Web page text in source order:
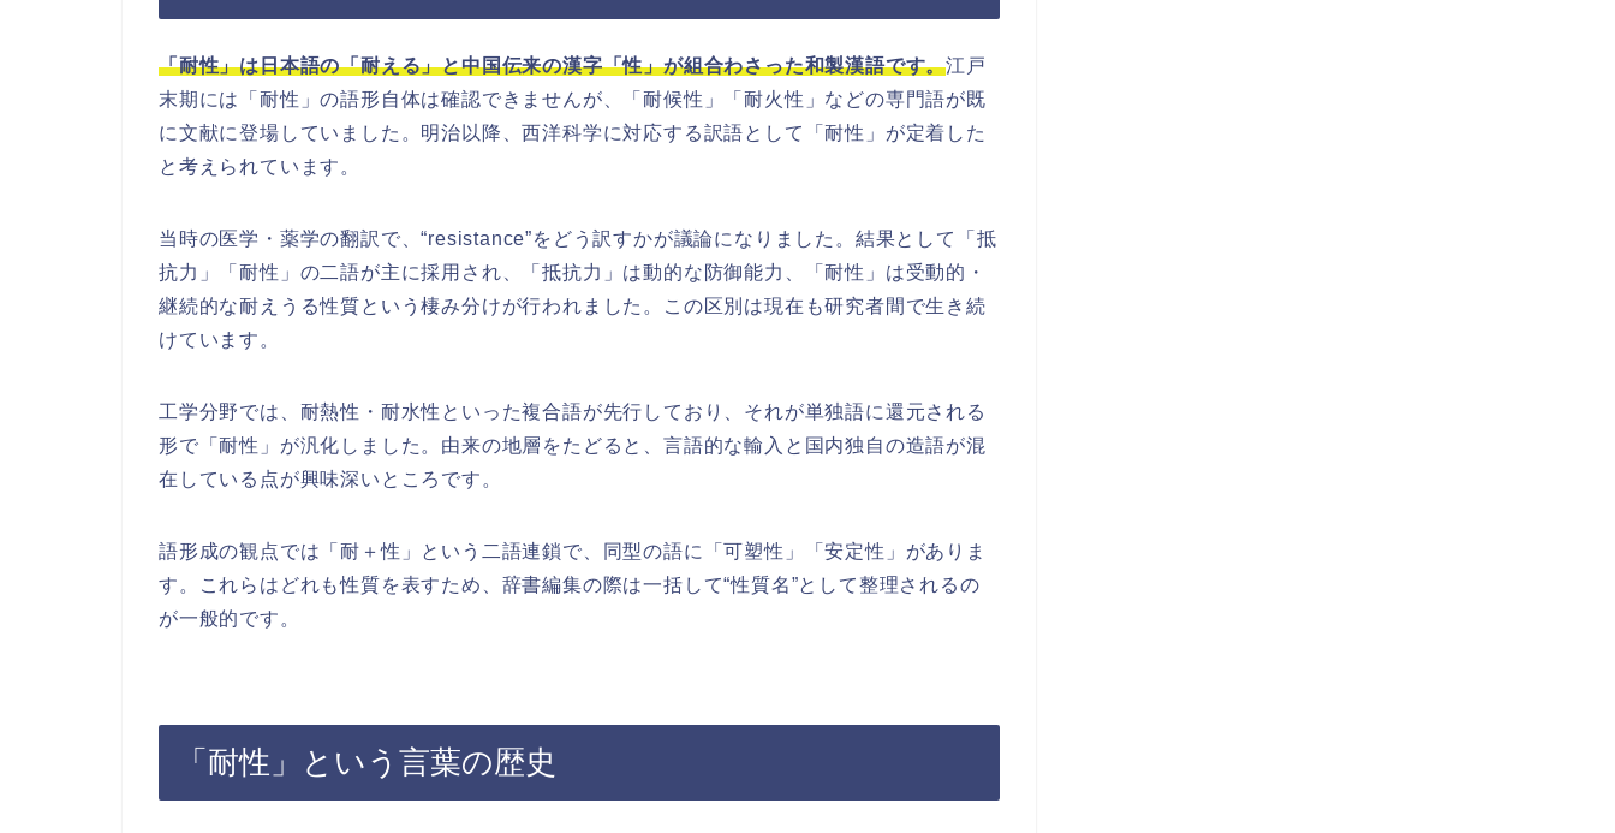
「耐性」は日本語の「耐える」と中国伝来の漢字「性」が組合わさった和製漢語です。江戸
末期には「耐性」の語形自体は確認できませんが、「耐候性」「耐火性」などの専門語が既
に文献に登場していました。明治以降、西洋科学に対応する訳語として「耐性」が定着した
と考えられています。
当時の医学・薬学の翻訳で、“resistance”をどう訳すかが議論になりました。結果として「抵
抗力」「耐性」の二語が主に採用され、「抵抗力」は動的な防御能力、「耐性」は受動的・
継続的な耐えうる性質という棲み分けが行われました。この区別は現在も研究者間で生き続
けています。
工学分野では、耐熱性・耐水性といった複合語が先行しており、それが単独語に還元される
形で「耐性」が汎化しました。由来の地層をたどると、言語的な輸入と国内独自の造語が混
在している点が興味深いところです。
語形成の観点では「耐＋性」という二語連鎖で、同型の語に「可塑性」「安定性」がありま
す。これらはどれも性質を表すため、辞書編集の際は一括して“性質名”として整理されるの
が一般的です。
「耐性」という言葉の歴史